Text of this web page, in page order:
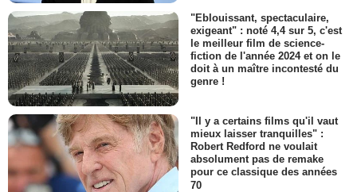
"Eblouissant, spectaculaire,
exigeant" : noté 4,4 sur 5, c'est
le meilleur film de science-
fiction de l'année 2024 et on le
doit à un maître incontesté du
genre !
"Il y a certains films qu'il vaut
mieux laisser tranquilles" :
Robert Redford ne voulait
absolument pas de remake
pour ce classique des années
70